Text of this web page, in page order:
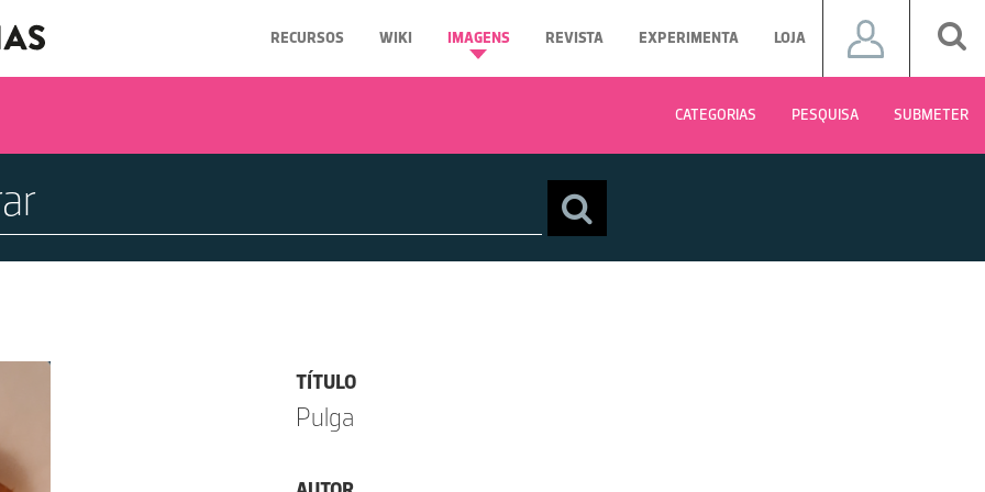
RECURSOS WIKI IMAGENS REVISTA EXPERIMENTA LOJA
CATEGORIAS PESQUISA SUBMETER
TÍTULO
Pulga